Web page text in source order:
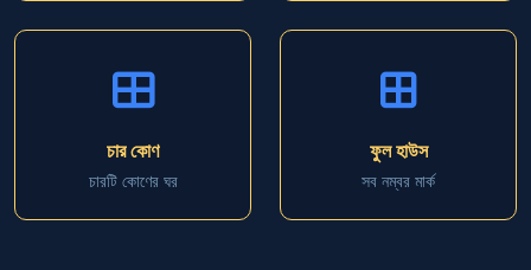
চার কোণ
চারটি কোণের ঘর
ফুল হাউস
সব নম্বর মার্ক